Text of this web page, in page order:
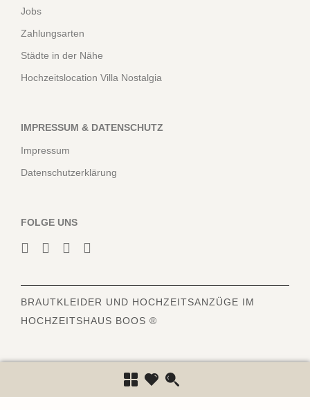
Jobs
Zahlungsarten
Städte in der Nähe
Hochzeitslocation Villa Nostalgia
IMPRESSUM & DATENSCHUTZ
Impressum
Datenschutzerklärung
FOLGE UNS
BRAUTKLEIDER UND HOCHZEITSANZÜGE IM
HOCHZEITSHAUS BOOS ®